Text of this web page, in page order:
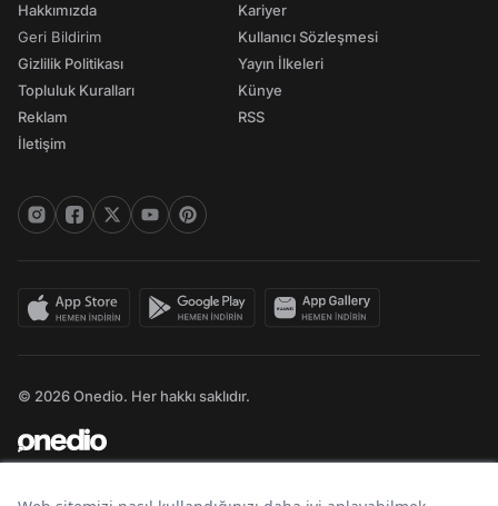
Hakkımızda
Geri Bildirim
Gizlilik Politikası
Topluluk Kuralları
Reklam
İletişim
Kariyer
Kullanıcı Sözleşmesi
Yayın İlkeleri
Künye
RSS
© 2026 Onedio. Her hakkı saklıdır.